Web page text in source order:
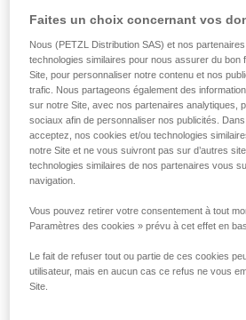
Faites un choix concernant vos
Nous (PETZL Distribution SAS) et nos
technologies similaires pour nous assurer du bon
Site, pour personnaliser notre contenu et nos
trafic. Nous partageons également des
sur notre Site, avec nos partenaires analytiques,
sociaux afin de personnaliser nos publicités.
acceptez, nos cookies et/ou technologies
notre Site et ne vous suivront pas sur d’autres
technologies similaires de nos partenaires vous
navigation.
Vous pouvez retirer votre consentement à tout
Paramètres des cookies » prévu à cet effet en
Le fait de refuser tout ou partie de ces cookies
utilisateur, mais en aucun cas ce refus ne vous
Site.